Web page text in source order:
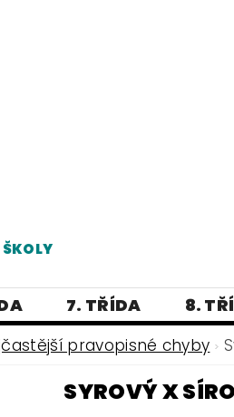
7. TŘÍDA 8.
LISTY
- ЧЕСЬКА МОВА ДЛЯ
pravopisné chyby
SYROVÝ X